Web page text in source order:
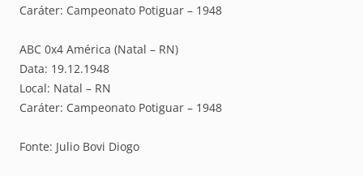
Caráter: Campeonato Potiguar – 1948
ABC 0x4 América (Natal – RN)
Data: 19.12.1948
Local: Natal – RN
Caráter: Campeonato Potiguar – 1948
Fonte: Julio Bovi Diogo